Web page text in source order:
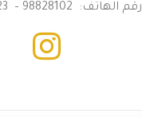
رقم الهاتف: 98828102 – 95535523